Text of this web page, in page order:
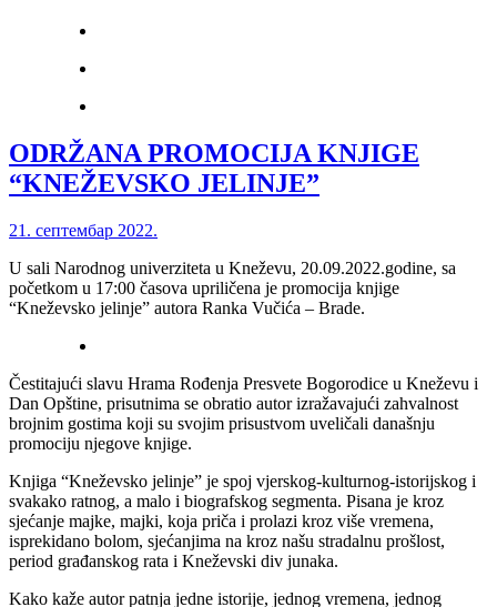
ODRŽANA PROMOCIJA KNJIGE
“KNEŽEVSKO JELINJE”
21. септембар 2022.
U sali Narodnog univerziteta u Kneževu, 20.09.2022.godine, sa
početkom u 17:00 časova upriličena je promocija knjige
“Kneževsko jelinje” autora Ranka Vučića – Brade.
Čestitajući slavu Hrama Rođenja Presvete Bogorodice u Kneževu i
Dan Opštine, prisutnima se obratio autor izražavajući zahvalnost
brojnim gostima koji su svojim prisustvom uveličali današnju
promociju njegove knjige.
Knjiga “Kneževsko jelinje” je spoj vjerskog-kulturnog-istorijskog i
svakako ratnog, a malo i biografskog segmenta. Pisana je kroz
sjećanje majke, majki, koja priča i prolazi kroz više vremena,
isprekidano bolom, sjećanjima na kroz našu stradalnu prošlost,
period građanskog rata i Kneževski div junaka.
Kako kaže autor patnja jedne istorije, jednog vremena, jednog